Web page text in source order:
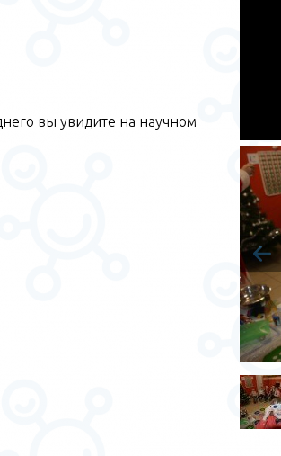
вы увидите на научном